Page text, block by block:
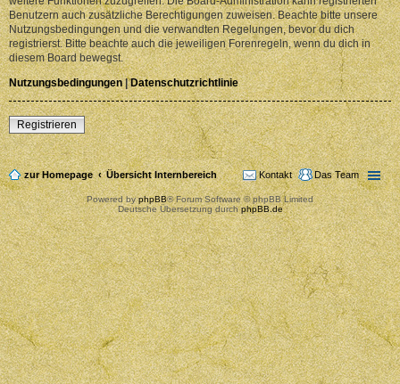
Benutzern auch zusätzliche Berechtigungen zuweisen. Beachte bitte unsere
Nutzungsbedingungen und die verwandten Regelungen, bevor du dich
registrierst. Bitte beachte auch die jeweiligen Forenregeln, wenn du dich in
diesem Board bewegst.
Nutzungsbedingungen|Datenschutzrichtlinie
Registrieren
zur Homepage Übersicht Internbereich Das Team
Kontakt
Powered byphpBB® Forum Software © phpBB Limited
Deutsche Übersetzung durchphpBB.de